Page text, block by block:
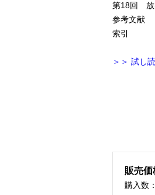
第18回 放
参考文献
索引
＞＞ 試し
販売
購入数：